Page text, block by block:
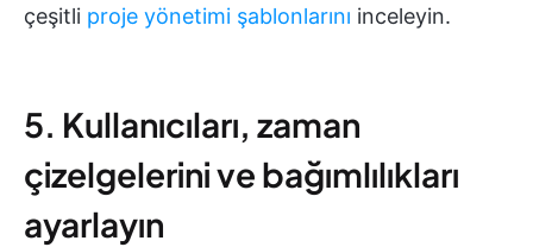
çeşitli proje yönetimi şablonlarını inceleyin.
5. Kullanıcıları, zaman
çizelgelerini ve bağımlılıkları
ayarlayın